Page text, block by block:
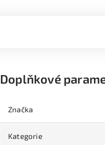
Doplňkové
Značka
Kategorie